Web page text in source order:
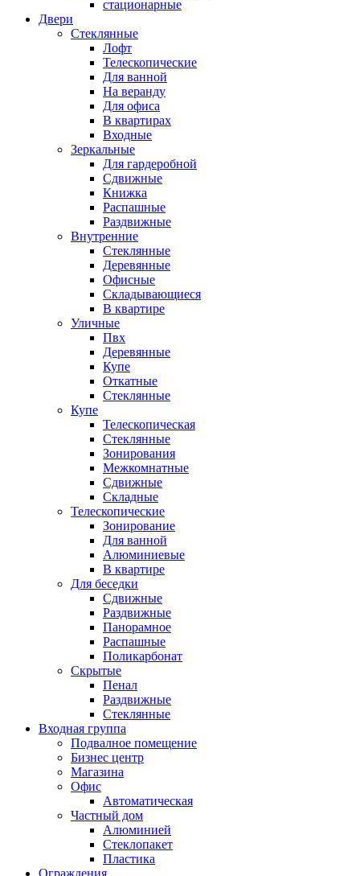
стационарные
Двери
Стеклянные
Лофт
Телескопические
Для ванной
На веранду
Для офиса
В квартирах
Входные
Зеркальные
Для гардеробной
Сдвижные
Книжка
Распашные
Раздвижные
Внутренние
Стеклянные
Деревянные
Офисные
Складывающиеся
В квартире
Уличные
Пвх
Деревянные
Купе
Откатные
Стеклянные
Купе
Телескопическая
Стеклянные
Зонирования
Межкомнатные
Сдвижные
Складные
Телескопические
Зонирование
Для ванной
Алюминиевые
В квартире
Для беседки
Сдвижные
Раздвижные
Панорамное
Распашные
Поликарбонат
Скрытые
Пенал
Раздвижные
Стеклянные
Входная группа
Подвалное помещение
Бизнес центр
Магазина
Офис
Автоматическая
Частный дом
Алюминией
Стеклопакет
Пластика
Ограждения